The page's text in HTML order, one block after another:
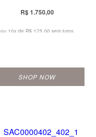
R$ 1.750,00
ou 10x de R$ 175,00 sem juros
SHOP NOW